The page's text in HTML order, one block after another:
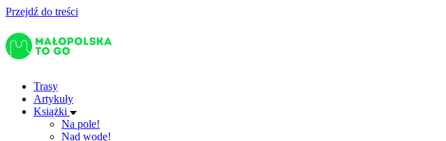
Przejdź do treści
Trasy
Artykuły
Książki
Na pole!
Nad wodę!